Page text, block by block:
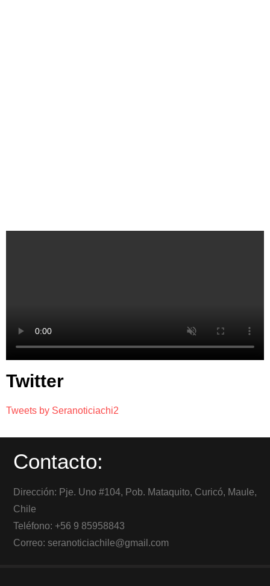
Twitter
Tweets by Seranoticiachi2
Contacto:
Dirección: Pje. Uno #104, Pob. Mataquito, Curicó, Maule,
Chile
Teléfono: +56 9 85958843
Correo: seranoticiachile@gmail.com